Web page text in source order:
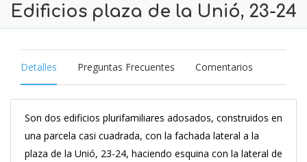
Edificios plaza de la Unió, 23-24
Detalles Preguntas Frecuentes Comentarios
Son dos edificios plurifamiliares adosados, construidos en
una parcela casi cuadrada, con la fachada lateral a la
plaza de la Unió, 23-24, haciendo esquina con la lateral de